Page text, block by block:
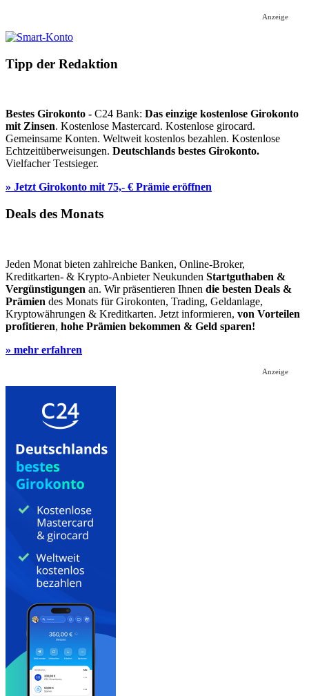
Anzeige
Tipp der Redaktion
Bestes Girokonto - C24 Bank: Das einzige kostenlose Girokonto
mit Zinsen. Kostenlose Mastercard. Kostenlose girocard.
Gemeinsame Konten. Weltweit kostenlos bezahlen. Kostenlose
Echtzeitüberweisungen. Deutschlands bestes Girokonto.
Vielfacher Testsieger.
» Jetzt Girokonto mit 75,- € Prämie eröffnen
Deals des Monats
Jeden Monat bieten zahlreiche Banken, Online-Broker,
Kreditkarten- & Krypto-Anbieter Neukunden Startguthaben &
Vergünstigungen an. Wir präsentieren Ihnen die besten Deals &
Prämien des Monats für Girokonten, Trading, Geldanlage,
Kryptowährungen & Kreditkarten. Jetzt informieren, von Vorteilen
profitieren, hohe Prämien bekommen & Geld sparen!
» mehr erfahren
Anzeige